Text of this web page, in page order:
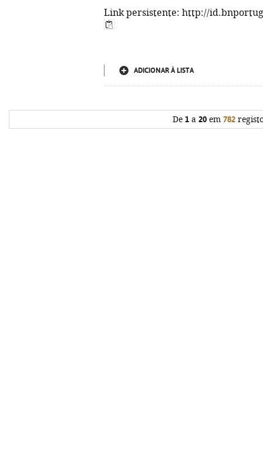
Link persistente: http://
ADICIONAR À LISTA
De 1 a 20 em 782